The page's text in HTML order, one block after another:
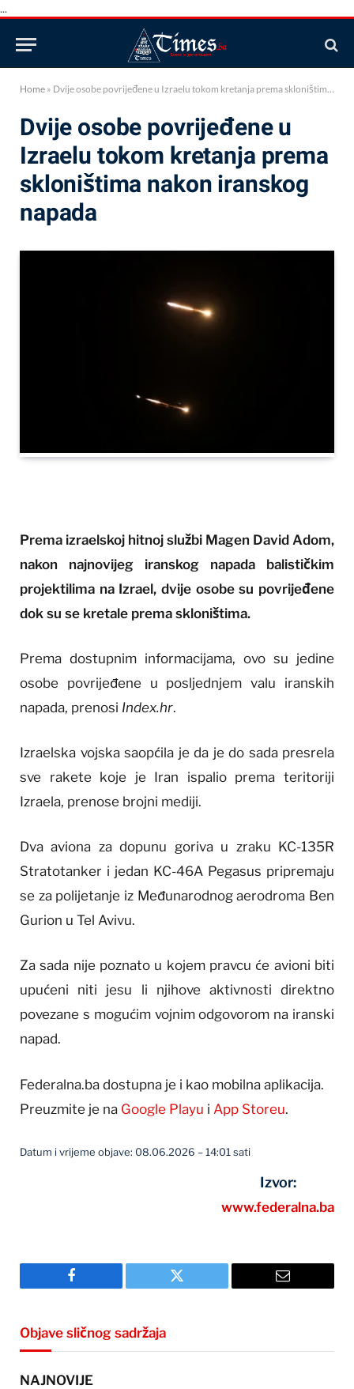
...
Home » Dvije osobe povrijeđene u Izraelu tokom kretanja prema skloništima nakon iranskog napada
Dvije osobe povrijeđene u
Izraelu tokom kretanja prema
skloništima nakon iranskog
napada
Prema izraelskoj hitnoj službi Magen David Adom,
nakon najnovijeg iranskog napada balističkim
projektilima na Izrael, dvije osobe su povrijeđene
dok su se kretale prema skloništima.
Prema dostupnim informacijama, ovo su jedine
osobe povrijeđene u posljednjem valu iranskih
napada, prenosi Index.hr.
Izraelska vojska saopćila je da je do sada presrela
sve rakete koje je Iran ispalio prema teritoriji
Izraela, prenose brojni mediji.
Dva aviona za dopunu goriva u zraku KC-135R
Stratotanker i jedan KC-46A Pegasus pripremaju
se za polijetanje iz Međunarodnog aerodroma Ben
Gurion u Tel Avivu.
Za sada nije poznato u kojem pravcu će avioni biti
upućeni niti jesu li njihove aktivnosti direktno
povezane s mogućim vojnim odgovorom na iranski
napad.
Federalna.ba dostupna je i kao mobilna aplikacija.
Preuzmite je na Google Playu i App Storeu.
Datum i vrijeme objave: 08.06.2026 – 14:01 sati
Izvor:
www.federalna.ba
Facebook Twitter Email
Objave sličnog sadržaja
NAJNOVIJE